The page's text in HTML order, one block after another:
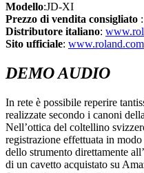
Modello:JD-XI
Prezzo di vendita consigliato
Distributore italiano:
Sito ufficiale: www.roland.com
DEMO AUDIO
In rete è possibile reperire
realizzate secondo i canoni
Nell’ottica del coltellino
registrazione effettuata in
dello strumento direttamente
di un cavetto acquistato su